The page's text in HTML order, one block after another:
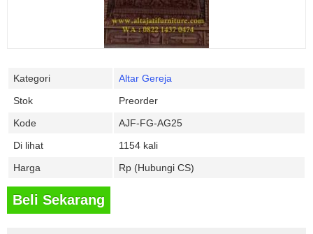
Kategori
Altar Gereja
Stok
Preorder
Kode
AJF-FG-AG25
Di lihat
1154 kali
Harga
Rp (Hubungi CS)
Beli Sekarang